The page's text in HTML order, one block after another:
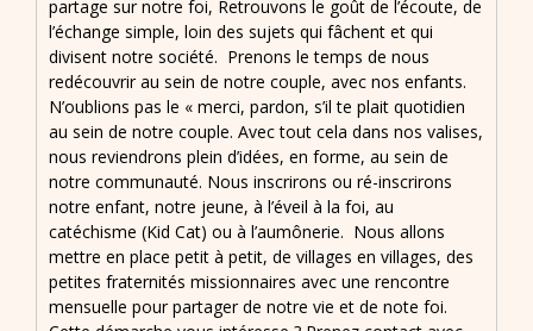
partage sur notre foi, Retrouvons le goût de l’écoute, de
l’échange simple, loin des sujets qui fâchent et qui
divisent notre société. Prenons le temps de nous
redécouvrir au sein de notre couple, avec nos enfants.
N’oublions pas le « merci, pardon, s’il te plait quotidien
au sein de notre couple. Avec tout cela dans nos valises,
nous reviendrons plein d’idées, en forme, au sein de
notre communauté. Nous inscrirons ou ré-inscrirons
notre enfant, notre jeune, à l’éveil à la foi, au
catéchisme (Kid Cat) ou à l’aumônerie. Nous allons
mettre en place petit à petit, de villages en villages, des
petites fraternités missionnaires avec une rencontre
mensuelle pour partager de notre vie et de note foi.